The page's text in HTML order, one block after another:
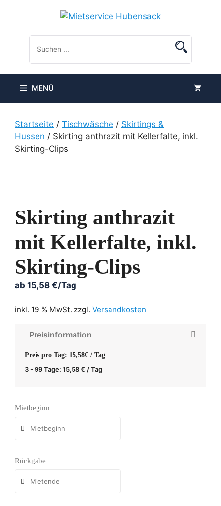
MENÜ
Startseite / Tischwäsche / Skirtings &
Hussen / Skirting anthrazit mit Kellerfalte, inkl.
Skirting-Clips
Skirting anthrazit
mit Kellerfalte, inkl.
Skirting-Clips
ab 15,58 €/Tag
inkl. 19 % MwSt. zzgl. Versandkosten
Preisinformation
Preis pro Tag: 15,58€ / Tag
3 - 99 Tage: 15,58€ / Tag
Mietbeginn
Rückgabe